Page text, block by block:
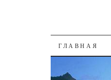
К
ГЛАВНАЯ